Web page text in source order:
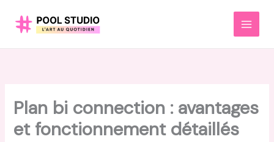
MAIN
Plan bi connection : avantages
et fonctionnement détaillés